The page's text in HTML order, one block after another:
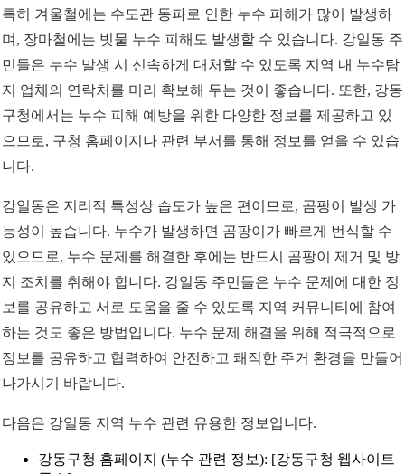
특히 겨울철에는 수도관 동파로 인한 누수 피해가 많이 발생하
며, 장마철에는 빗물 누수 피해도 발생할 수 있습니다. 강일동 주
민들은 누수 발생 시 신속하게 대처할 수 있도록 지역 내 누수탐
지 업체의 연락처를 미리 확보해 두는 것이 좋습니다. 또한, 강동
구청에서는 누수 피해 예방을 위한 다양한 정보를 제공하고 있
으므로, 구청 홈페이지나 관련 부서를 통해 정보를 얻을 수 있습
니다.
강일동은 지리적 특성상 습도가 높은 편이므로, 곰팡이 발생 가
능성이 높습니다. 누수가 발생하면 곰팡이가 빠르게 번식할 수
있으므로, 누수 문제를 해결한 후에는 반드시 곰팡이 제거 및 방
지 조치를 취해야 합니다. 강일동 주민들은 누수 문제에 대한 정
보를 공유하고 서로 도움을 줄 수 있도록 지역 커뮤니티에 참여
하는 것도 좋은 방법입니다. 누수 문제 해결을 위해 적극적으로
정보를 공유하고 협력하여 안전하고 쾌적한 주거 환경을 만들어
나가시기 바랍니다.
다음은 강일동 지역 누수 관련 유용한 정보입니다.
강동구청 홈페이지 (누수 관련 정보): [강동구청 웹사이트